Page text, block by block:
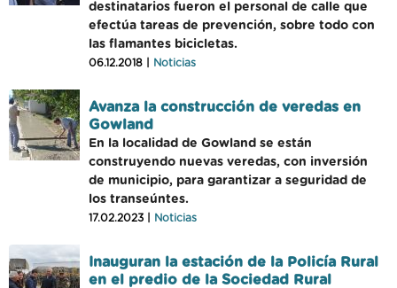
destinatarios fueron el personal de calle que
efectúa tareas de prevención, sobre todo con
las flamantes bicicletas.
06.12.2018 | Noticias
Avanza la construcción de veredas en
Gowland
En la localidad de Gowland se están
construyendo nuevas veredas, con inversión
de municipio, para garantizar a seguridad de
los transeúntes.
17.02.2023 | Noticias
Inauguran la estación de la Policía Rural
en el predio de la Sociedad Rural